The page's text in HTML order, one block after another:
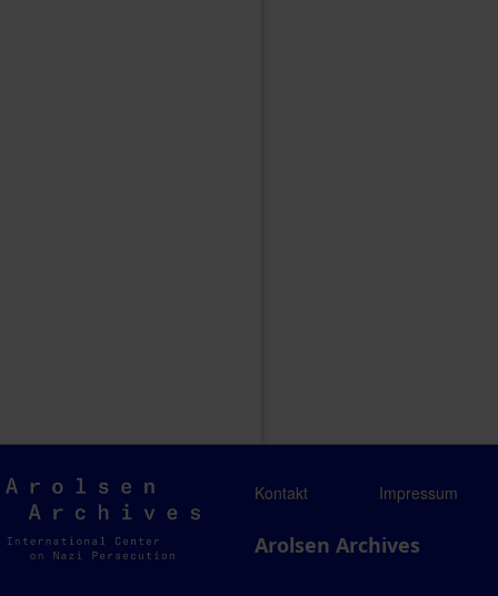
Arolsen
Archives
Kontakt Impressum
Arolsen Archives